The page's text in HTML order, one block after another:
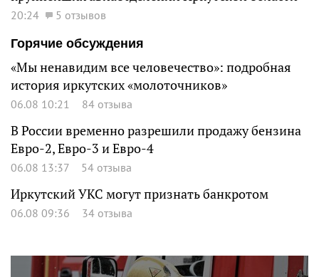
20:24
5 отзывов
Горячие обсуждения
«Мы ненавидим все человечество»: подробная
история иркутских «молоточников»
06.08 10:21 84 отзыва
В России временно разрешили продажу бензина
Евро-2, Евро-3 и Евро-4
06.08 13:37 54 отзыва
Иркутский УКС могут признать банкротом
06.08 09:36 34 отзыва